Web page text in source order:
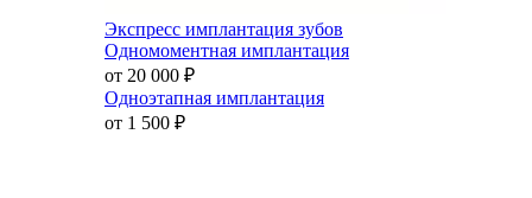
Экспресс имплантация зубов
Одномоментная имплантация
от 20 000 ₽
Одноэтапная имплантация
от 1 500 ₽